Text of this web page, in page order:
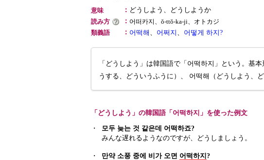
意味
： どうしよう、どうしようか
読み方
： 어떠카지、ŏ-ttŏ-ka-ji、オトカジ
類義語
： 어떡해 、 어쩌지 、 어떻게 하지?
「どうしよう」は韓国語で「어떡하지」という。基
うする、どういうふうに）、 어떡해（どうしよう、ど
「どうしよう」の韓国語「어떡하지」を使った例文
・
모두 늦는 것 같은데 어떡하죠?
みんな遅れるようなのですが、どうしましょう。
・ 만약 소풍 중에 비가 오면 어떡하지 ?